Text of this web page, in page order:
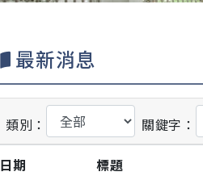
最新消息
類別： 關鍵字：
日期 標題